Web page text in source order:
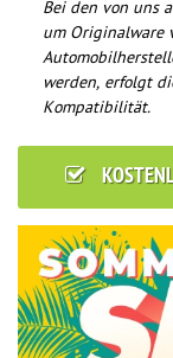
Bei den von uns
um Originalware
werden, erfolgt
Kompatibilität.